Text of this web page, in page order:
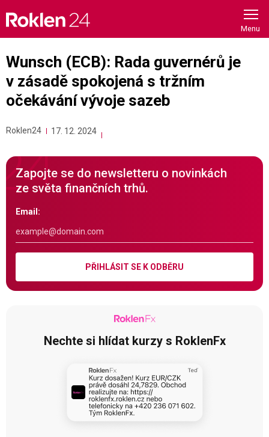
content
Wunsch (ECB): Rada guvernérů je
v zásadě spokojená s tržním
očekávání vývoje sazeb
Roklen24 17. 12. 2024
Zapojte se do newsletteru o novinkách
ze světa finančních trhů.
Email:
PŘIHLÁSIT SE K ODBĚRU
Nechte si hlídat kurzy s RoklenFx